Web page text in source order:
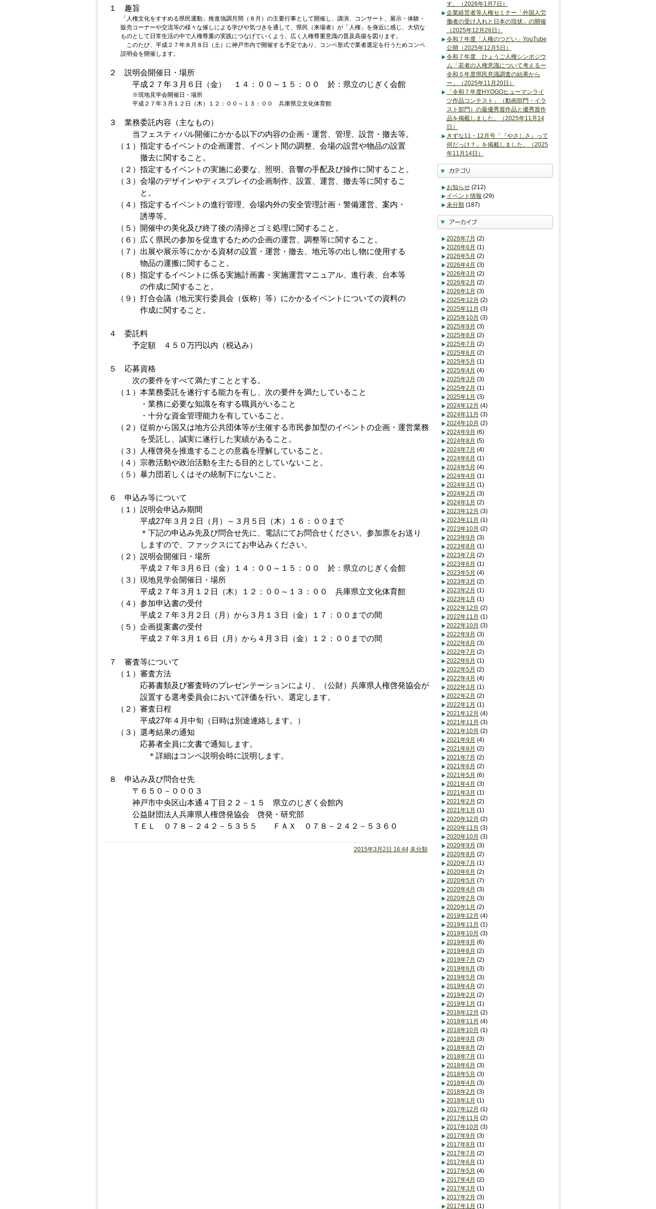
１ 趣旨
「人権文化をすすめる県民運動」推進強調月間（８月）の主要行事として開催し、講演、コンサート、展示・体験・
販売コーナーや交流等の様々な催しによる学びや気づきを通して、県民（来場者）が「人権」を身近に感じ、大切な
ものとして日常生活の中で人権尊重の実践につなげていくよう、広く人権尊重意識の普及高揚を図ります。
このたび、平成２７年８月８日（土）に神戸市内で開催する予定であり、コンペ形式で業者選定を行うためコンペ
説明会を開催します。
２ 説明会開催日・場所
平成２７年３月６日（金） １４：００～１５：００ 於：県立のじぎく会館
※現地見学会開催日・場所
平成２７年３月１２日（木）１２：００～１３：００ 兵庫県立文化体育館
３ 業務委託内容（主なもの）
当フェスティバル開催にかかる以下の内容の企画・運営、管理、設営・撤去等。
（１）指定するイベントの企画運営、イベント間の調整、会場の設営や物品の設置
撤去に関すること。
（２）指定するイベントの実施に必要な、照明、音響の手配及び操作に関すること。
（３）会場のデザインやディスプレイの企画制作、設置、運営、撤去等に関するこ
と。
（４）指定するイベントの進行管理、会場内外の安全管理計画・警備運営、案内・
誘導等。
（５）開催中の美化及び終了後の清掃とゴミ処理に関すること。
（６）広く県民の参加を促進するための企画の運営、調整等に関すること。
（７）出展や展示等にかかる資材の設置・運営・撤去、地元等の出し物に使用する
物品の運搬に関すること。
（８）指定するイベントに係る実施計画書・実施運営マニュアル、進行表、台本等
の作成に関すること。
（９）打合会議（地元実行委員会（仮称）等）にかかるイベントについての資料の
作成に関すること。
４ 委託料
予定額 ４５０万円以内（税込み）
５ 応募資格
次の要件をすべて満たすこととする。
（１）本業務委託を遂行する能力を有し、次の要件を満たしていること
・業務に必要な知識を有する職員がいること
・十分な資金管理能力を有していること。
（２）従前から国又は地方公共団体等が主催する市民参加型のイベントの企画・運営業務
を受託し、誠実に遂行した実績があること。
（３）人権啓発を推進することの意義を理解していること。
（４）宗教活動や政治活動を主たる目的としていないこと。
（５）暴力団若しくはその統制下にないこと。
６ 申込み等について
（１）説明会申込み期間
平成27年３月２日（月）～３月５日（木）１６：００まで
＊下記の申込み先及び問合せ先に、電話にてお問合せください。参加票をお送り
しますので、 ファックスにてお申込みください。
（２）説明会開催日・場所
平成２７年３月６日（金）１４：００～１５：００ 於：県立のじぎく会館
（３）現地見学会開催日・場所
平成２７年３月１２日（木）１２：００～１３：００ 兵庫県立文化体育館
（４）参加申込書の受付
平成２７年３月２日（月）から３月１３日（金）１７：００までの間
（５）企画提案書の受付
平成２７年３月１６日（月）から４月３日（金）１２：００までの間
７ 審査等について
（１）審査方法
応募書類及び審査時のプレゼンテーションにより、（公財）兵庫県人権啓発協会が
設置する選考委員会において評価を行い、選定します。
（２）審査日程
平成27年４月中旬（日時は別途連絡します。）
（３）選考結果の通知
応募者全員に文書で通知します。
＊詳細はコンペ説明会時に説明します。
８ 申込み及び問合せ先
〒６５０－０００３
神戸市中央区山本通４丁目２２－１５ 県立のじぎく会館内
公益財団法人兵庫県人権啓発協会 啓発・研究部
ＴＥＬ ０７８－２４２－５３５５ ＦＡＸ ０７８－２４２－５３６０
2015年3月2日 16:44 未分類
す。（2026年1月7日）
企業経営者等人権セミナー「外国人労
働者の受け入れと日本の現状」の開催
（2025年12月26日）
令和７年度「人権のつどい」YouTube
公開（2025年12月5日）
令和７年度 ひょうご人権シンポジウ
ム「若者の人権意識について考えるー
令和５年度県民意識調査の結果から
ー」（2025年11月20日）
「令和７年度HYOGOヒューマンライ
ツ作品コンテスト」（動画部門・イラ
スト部門）の最優秀賞作品と優秀賞作
品を掲載しました。（2025年11月14
日）
きずな11・12月号「『やさしさ』って
何だっけ？」を掲載しました。（2025
年11月14日）
お知らせ(212)
イベント情報 (29)
未分類(187)
2026年7月 (2)
2026年6月 (1)
2026年5月 (2)
2026年4月 (3)
2026年3月 (2)
2026年2月 (2)
2026年1月 (3)
2025年12月 (2)
2025年11月 (3)
2025年10月 (3)
2025年9月 (3)
2025年8月 (2)
2025年7月 (2)
2025年6月 (2)
2025年5月 (1)
2025年4月 (4)
2025年3月 (3)
2025年2月 (1)
2025年1月 (3)
2024年12月 (4)
2024年11月 (3)
2024年10月 (2)
2024年9月 (6)
2024年8月 (5)
2024年7月 (4)
2024年6月 (1)
2024年5月 (4)
2024年4月 (1)
2024年3月 (1)
2024年2月 (3)
2024年1月 (2)
2023年12月 (3)
2023年11月 (1)
2023年10月 (2)
2023年9月 (3)
2023年8月 (1)
2023年7月 (2)
2023年6月 (1)
2023年5月 (4)
2023年3月 (2)
2023年2月 (1)
2023年1月 (1)
2022年12月 (2)
2022年11月 (1)
2022年10月 (3)
2022年9月 (3)
2022年8月 (3)
2022年7月 (2)
2022年6月 (1)
2022年5月 (2)
2022年4月 (4)
2022年3月 (1)
2022年2月 (2)
2022年1月 (1)
2021年12月 (4)
2021年11月 (3)
2021年10月 (2)
2021年9月 (4)
2021年8月 (2)
2021年7月 (2)
2021年6月 (2)
2021年5月 (6)
2021年4月 (3)
2021年3月 (1)
2021年2月 (2)
2021年1月 (1)
2020年12月 (2)
2020年11月 (3)
2020年10月 (3)
2020年9月 (3)
2020年8月 (2)
2020年7月 (1)
2020年6月 (2)
2020年5月 (7)
2020年4月 (3)
2020年2月 (3)
2020年1月 (2)
2019年12月 (4)
2019年11月 (1)
2019年10月 (3)
2019年9月 (6)
2019年8月 (2)
2019年7月 (2)
2019年6月 (3)
2019年5月 (3)
2019年4月 (2)
2019年2月 (2)
2019年1月 (1)
2018年12月 (2)
2018年11月 (4)
2018年10月 (1)
2018年9月 (3)
2018年8月 (2)
2018年7月 (1)
2018年6月 (3)
2018年5月 (3)
2018年4月 (3)
2018年2月 (3)
2018年1月 (1)
2017年12月 (1)
2017年11月 (2)
2017年10月 (3)
2017年9月 (3)
2017年8月 (1)
2017年7月 (2)
2017年6月 (1)
2017年5月 (4)
2017年4月 (2)
2017年3月 (1)
2017年2月 (3)
2017年1月 (1)